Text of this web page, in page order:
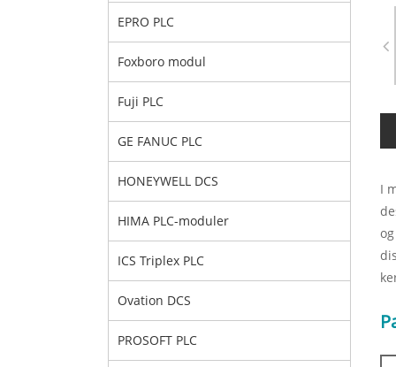
EPRO PLC
Foxboro modul
Fuji PLC
GE FANUC PLC
HONEYWELL DCS
HIMA PLC-moduler
ICS Triplex PLC
Ovation DCS
PROSOFT PLC
I